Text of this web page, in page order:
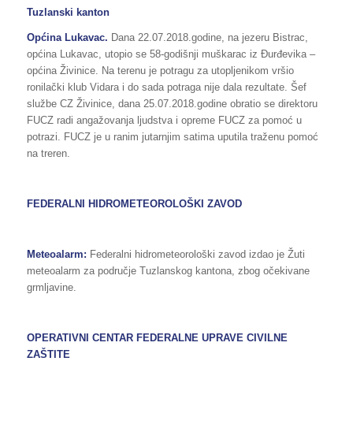
Tuzlanski kanton
Općina Lukavac. Dana 22.07.2018.godine, na jezeru Bistrac,
općina Lukavac, utopio se 58-godišnji muškarac iz Đurđevika –
općina Živinice. Na terenu je potragu za utopljenikom vršio
ronilački klub Vidara i do sada potraga nije dala rezultate. Šef
službe CZ Živinice, dana 25.07.2018.godine obratio se direktoru
FUCZ radi angažovanja ljudstva i opreme FUCZ za pomoć u
potrazi. FUCZ je u ranim jutarnjim satima uputila traženu pomoć
na treren.
FEDERALNI HIDROMETEOROLOŠKI ZAVOD
Meteoalarm: Federalni hidrometeorološki zavod izdao je Žuti
meteoalarm za područje Tuzlanskog kantona, zbog očekivane
grmljavine.
OPERATIVNI CENTAR FEDERALNE UPRAVE CIVILNE
ZAŠTITE